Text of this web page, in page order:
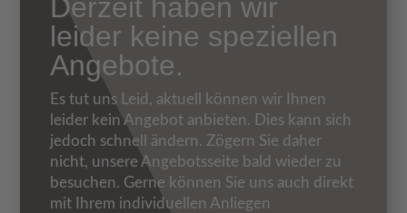
Derzeit haben wir
leider keine speziellen
Angebote.
Es tut uns Leid, aktuell können wir Ihnen
leider kein Angebot anbieten. Dies kann sich
jedoch schnell ändern. Zögern Sie daher
nicht, unsere Angebotsseite bald wieder zu
besuchen. Gerne können Sie uns auch direkt
mit Ihrem individuellen Anliegen